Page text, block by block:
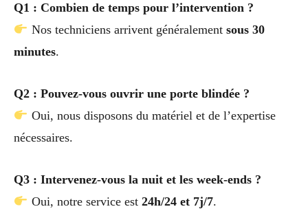
Q1 : Combien de temps pour l’intervention ?
Nos techniciens arrivent généralement sous 30
minutes.
Q2 : Pouvez-vous ouvrir une porte blindée ?
Oui, nous disposons du matériel et de l’expertise
nécessaires.
Q3 : Intervenez-vous la nuit et les week-ends ?
Oui, notre service est 24h/24 et 7j/7.